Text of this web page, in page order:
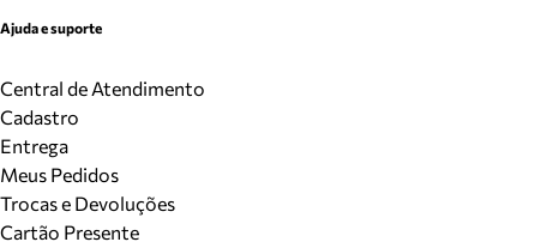
Ajuda e suporte
Central de Atendimento
Cadastro
Entrega
Meus Pedidos
Trocas e Devoluções
Cartão Presente